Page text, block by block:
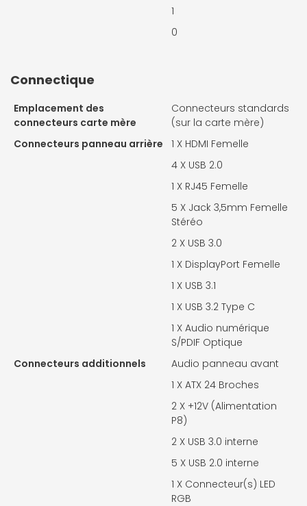
1
0
Connectique
Emplacement des
connecteurs carte mère
Connecteurs standards
(sur la carte mère)
Connecteurs panneau arrière
1 X HDMI Femelle
4 X USB 2.0
1 X RJ45 Femelle
5 X Jack 3,5mm Femelle
Stéréo
2 X USB 3.0
1 X DisplayPort Femelle
1 X USB 3.1
1 X USB 3.2 Type C
1 X Audio numérique
S/PDIF Optique
Connecteurs additionnels
Audio panneau avant
1 X ATX 24 Broches
2 X +12V (Alimentation
P8)
2 X USB 3.0 interne
5 X USB 2.0 interne
1 X Connecteur(s) LED
RGB